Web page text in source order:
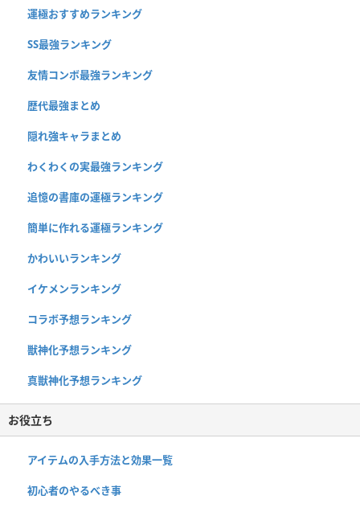
運極おすすめランキング
SS最強ランキング
友情コンボ最強ランキング
歴代最強まとめ
隠れ強キャラまとめ
わくわくの実最強ランキング
追憶の書庫の運極ランキング
簡単に作れる運極ランキング
かわいいランキング
イケメンランキング
コラボ予想ランキング
獣神化予想ランキング
真獣神化予想ランキング
お役立ち
アイテムの入手方法と効果一覧
初心者のやるべき事